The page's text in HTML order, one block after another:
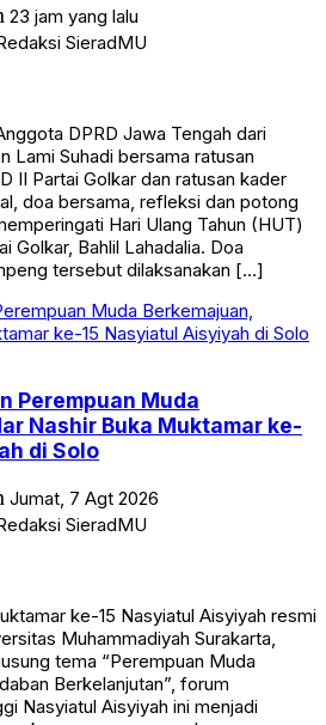
23 jam yang lalu
SieradMU
DPRD Jawa Tengah dari
Lami Suhadi bersama ratusan
II Partai Golkar dan ratusan kader
doa bersama, refleksi dan potong
Hari Ulang Tahun (HUT)
Golkar, Bahlil Lahadalia. Doa
tersebut dilaksanakan […]
Perempuan Muda
Nashir Buka Muktamar ke-
di Solo
Jumat, 7 Agt 2026
SieradMU
ke-15 Nasyiatul Aisyiyah resmi
Muhammadiyah Surakarta,
tema “Perempuan Muda
Berkelanjutan”, forum
Nasyiatul Aisyiyah ini menjadi